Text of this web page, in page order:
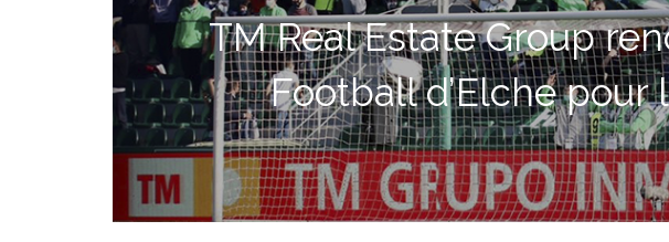
TM Real Estate Group
Football d’Elche